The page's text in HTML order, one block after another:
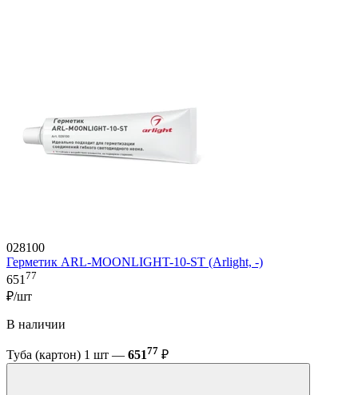
028100
Герметик ARL-MOONLIGHT-10-ST (Arlight, -)
651 77
₽/шт
В наличии
Туба (картон) 1 шт — 65177 ₽